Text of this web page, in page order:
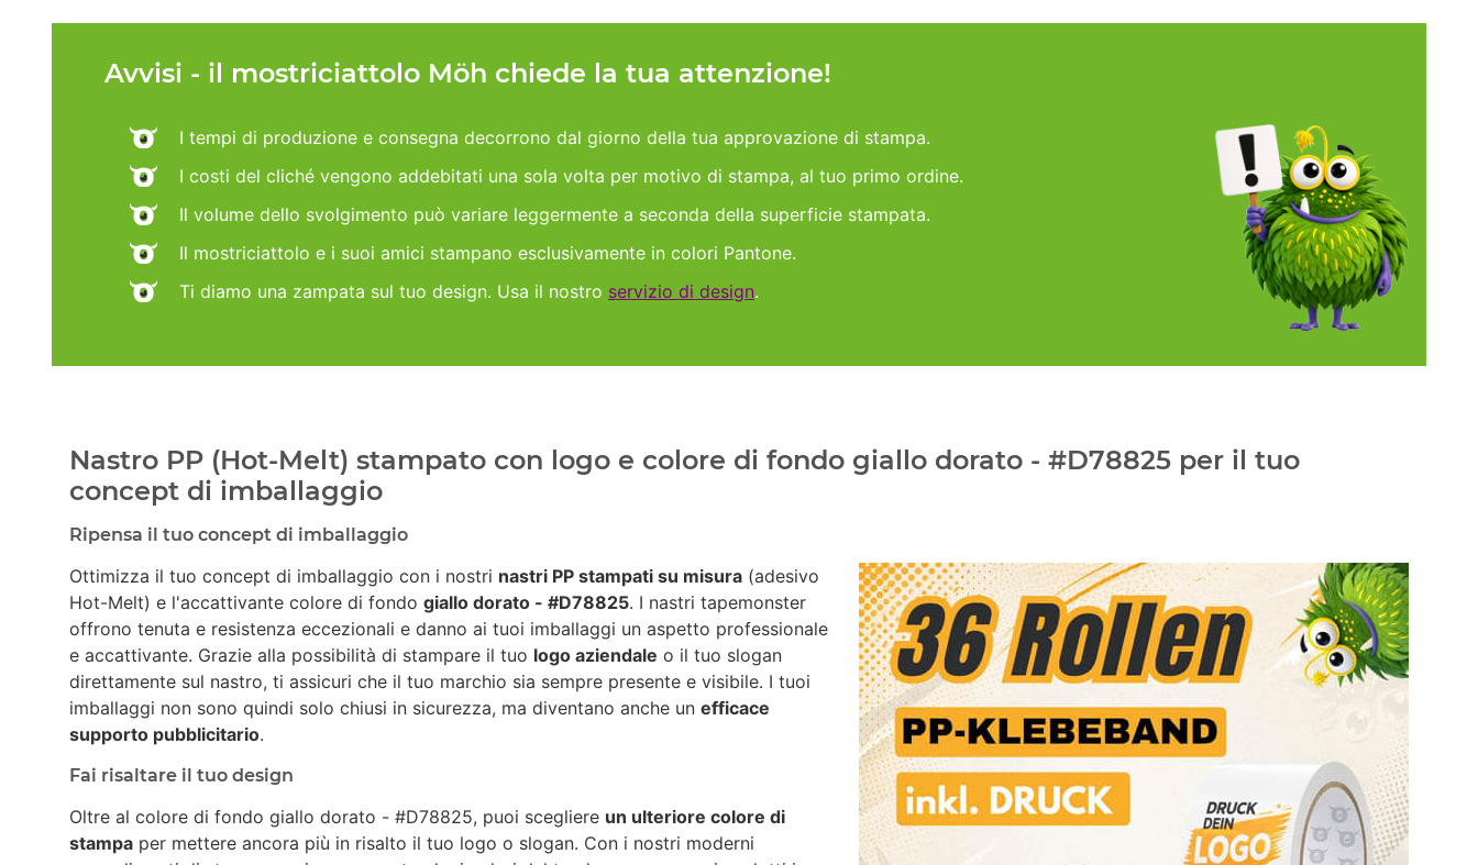
Avvisi - il mostriciattolo Möh chiede la tua attenzione!
I tempi di produzione e consegna decorrono dal giorno della tua approvazione di stampa.
I costi del cliché vengono addebitati una sola volta per motivo di stampa, al tuo primo ordine.
Il volume dello svolgimento può variare leggermente a seconda della superficie stampata.
Il mostriciattolo e i suoi amici stampano esclusivamente in colori Pantone.
Ti diamo una zampata sul tuo design. Usa il nostro servizio di design.
Nastro PP (Hot-Melt) stampato con logo e colore di fondo giallo dorato - #D78825 per il tuo
concept di imballaggio
Ripensa il tuo concept di imballaggio
Ottimizza il tuo concept di imballaggio con i nostri nastri PP stampati su misura (adesivo
Hot-Melt) e l'accattivante colore di fondo giallo dorato - #D78825. I nastri tapemonster
offrono tenuta e resistenza eccezionali e danno ai tuoi imballaggi un aspetto professionale
e accattivante. Grazie alla possibilità di stampare il tuo logo aziendale o il tuo slogan
direttamente sul nastro, ti assicuri che il tuo marchio sia sempre presente e visibile. I tuoi
imballaggi non sono quindi solo chiusi in sicurezza, ma diventano anche un efficace
supporto pubblicitario.
Fai risaltare il tuo design
Oltre al colore di fondo giallo dorato - #D78825, puoi scegliere un ulteriore colore di
stampa per mettere ancora più in risalto il tuo logo o slogan. Con i nostri moderni